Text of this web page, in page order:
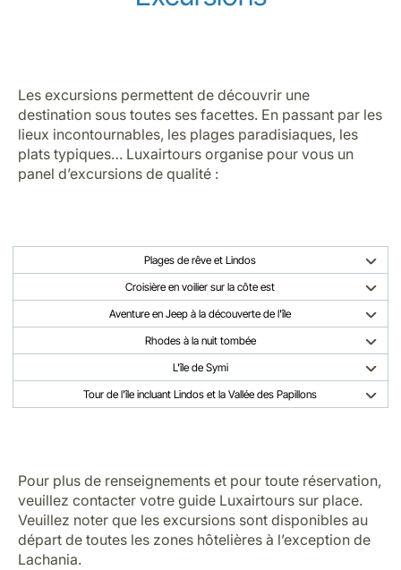
Les excursions permettent de découvrir une
destination sous toutes ses facettes. En passant par les
lieux incontournables, les plages paradisiaques, les
plats typiques… Luxairtours organise pour vous un
panel d’excursions de qualité :
Plages de rêve et Lindos
Croisière en voilier sur la côte est
Aventure en Jeep à la découverte de l'île
Rhodes à la nuit tombée
L'île de Symi
Tour de l'île incluant Lindos et la Vallée des Papillons
Pour plus de renseignements et pour toute réservation,
veuillez contacter votre guide Luxairtours sur place.
Veuillez noter que les excursions sont disponibles au
départ de toutes les zones hôtelières à l’exception de
Lachania.